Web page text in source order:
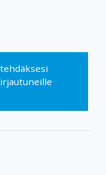
tehdäksesi